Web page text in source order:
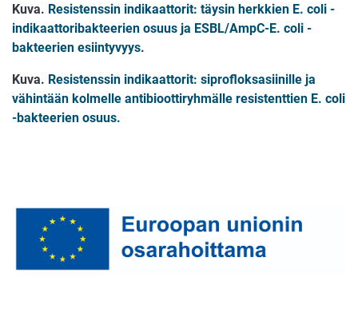
Kuva. Resistenssin indikaattorit: täysin herkkien E. coli -
indikaattoribakteerien osuus ja ESBL/AmpC-E. coli -
bakteerien esiintyvyys.
Kuva. Resistenssin indikaattorit: siprofloksasiinille ja
vähintään kolmelle antibioottiryhmälle resistenttien E. coli
-bakteerien osuus.